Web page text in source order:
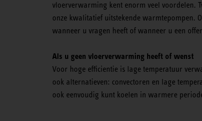
vloerverwarming kent enorm veel voordelen.
onze kwalitatief uitstekende warmtepompen.
wanneer u vragen heeft of wanneer u een
Als u geen vloerverwarming heeft of wenst
Voor hoge efficientie is lage temperatuur
ook alternatieven: convectoren en lage
ook eenvoudig kunt koelen in warmere